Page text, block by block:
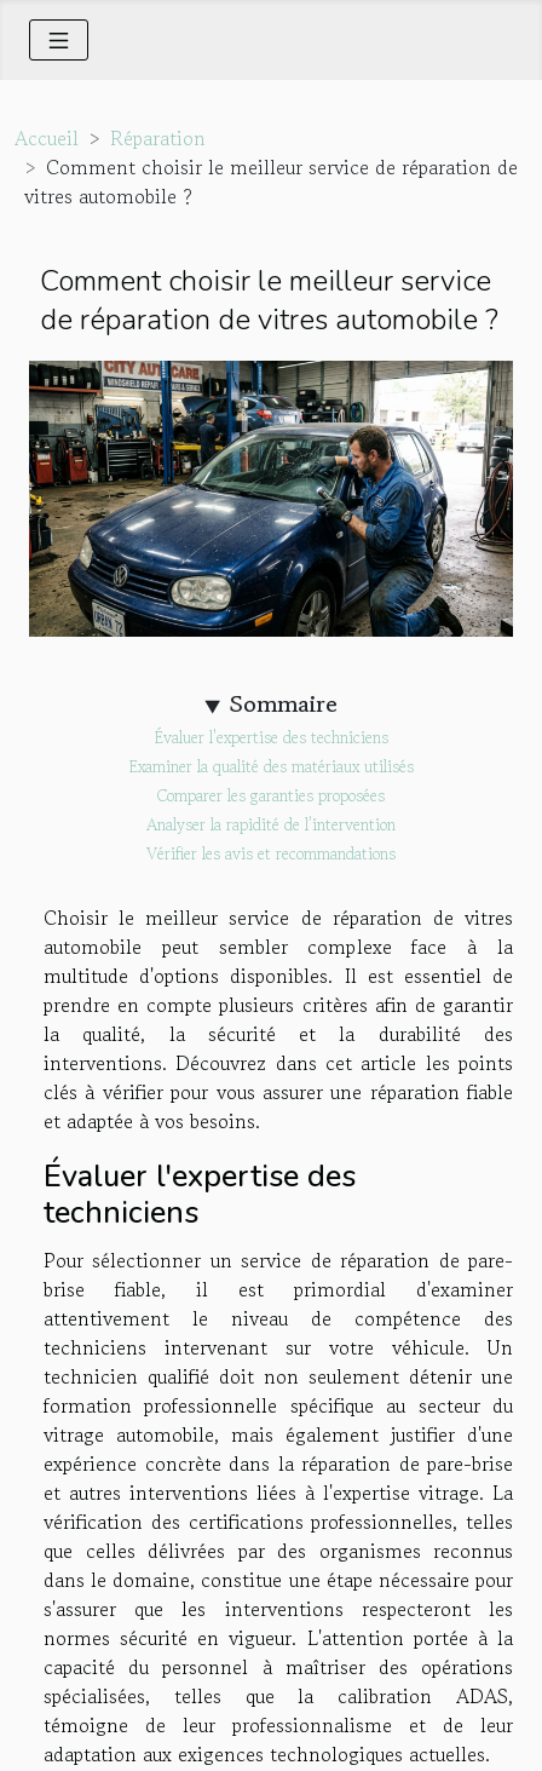
Accueil
Réparation
Comment choisir le meilleur service de réparation de
vitres automobile ?
Comment choisir le meilleur service
de réparation de vitres automobile ?
Sommaire
Évaluer l'expertise des techniciens
Examiner la qualité des matériaux utilisés
Comparer les garanties proposées
Analyser la rapidité de l’intervention
Vérifier les avis et recommandations
Choisir le meilleur service de réparation de vitres
automobile peut sembler complexe face à la
multitude d'options disponibles. Il est essentiel de
prendre en compte plusieurs critères afin de garantir
la qualité, la sécurité et la durabilité des
interventions. Découvrez dans cet article les points
clés à vérifier pour vous assurer une réparation fiable
et adaptée à vos besoins.
Évaluer l'expertise des
techniciens
Pour sélectionner un service de réparation de pare-
brise fiable, il est primordial d'examiner
attentivement le niveau de compétence des
techniciens intervenant sur votre véhicule. Un
technicien qualifié doit non seulement détenir une
formation professionnelle spécifique au secteur du
vitrage automobile, mais également justifier d'une
expérience concrète dans la réparation de pare-brise
et autres interventions liées à l'expertise vitrage. La
vérification des certifications professionnelles, telles
que celles délivrées par des organismes reconnus
dans le domaine, constitue une étape nécessaire pour
s'assurer que les interventions respecteront les
normes sécurité en vigueur. L'attention portée à la
capacité du personnel à maîtriser des opérations
spécialisées, telles que la calibration ADAS,
témoigne de leur professionnalisme et de leur
adaptation aux exigences technologiques actuelles.